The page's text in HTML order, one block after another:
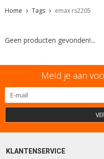
Home Tags emax rs2205
Geen producten gevonden!...
Meld je aan
KLANTENSERVICE